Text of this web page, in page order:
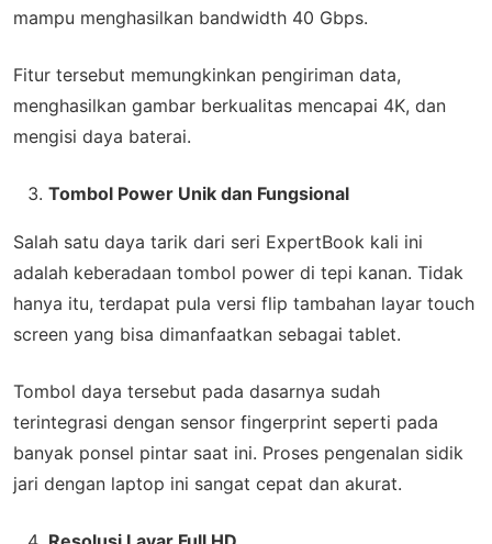
mampu menghasilkan bandwidth 40 Gbps.
Fitur tersebut memungkinkan pengiriman data,
menghasilkan gambar berkualitas mencapai 4K, dan
mengisi daya baterai.
Tombol Power Unik dan Fungsional
Salah satu daya tarik dari seri ExpertBook kali ini
adalah keberadaan tombol power di tepi kanan. Tidak
hanya itu, terdapat pula versi flip tambahan layar touch
screen yang bisa dimanfaatkan sebagai tablet.
Tombol daya tersebut pada dasarnya sudah
terintegrasi dengan sensor fingerprint seperti pada
banyak ponsel pintar saat ini. Proses pengenalan sidik
jari dengan laptop ini sangat cepat dan akurat.